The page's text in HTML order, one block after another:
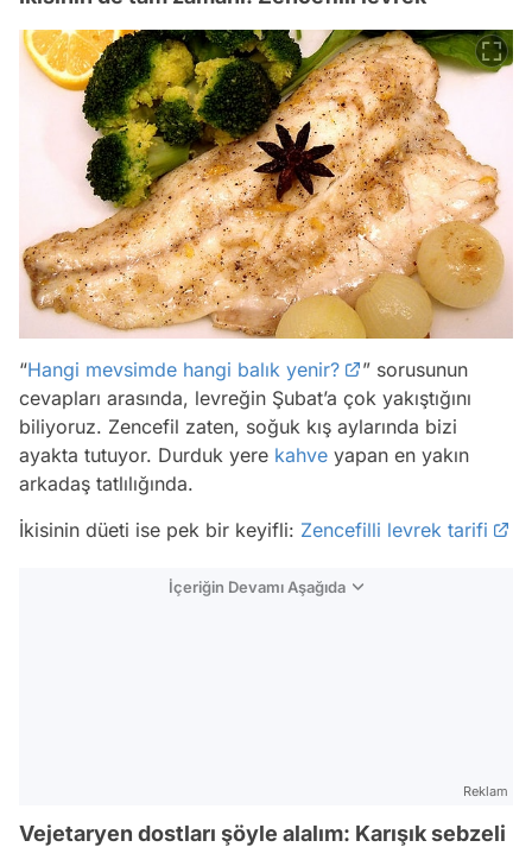
“Hangi mevsimde hangi balık yenir?
” sorusunun
cevapları arasında, levreğin Şubat’a çok yakıştığını
biliyoruz. Zencefil zaten, soğuk kış aylarında bizi
ayakta tutuyor. Durduk yere kahve yapan en yakın
arkadaş tatlılığında.
İkisinin düeti ise pek bir keyifli: Zencefilli levrek tarifi
İçeriğin Devamı Aşağıda
Reklam
Vejetaryen dostları şöyle alalım: Karışık sebzeli